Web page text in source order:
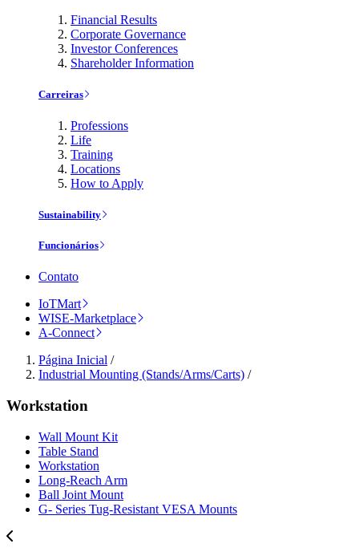
Financial Results
Corporate Governance
Investor Conferences
Shareholder Information
Carreiras
Professions
Life
Training
Locations
How to Apply
Sustainability
Funcionários
Contato
IoTMart
WISE-Marketplace
A-Connect
Página Inicial /
Industrial Mounting (Stands/Arms/Carts) /
Workstation
Wall Mount Kit
Table Stand
Workstation
Long-Reach Arm
Ball Joint Mount​
G- Series Tug-Resistant VESA Mounts